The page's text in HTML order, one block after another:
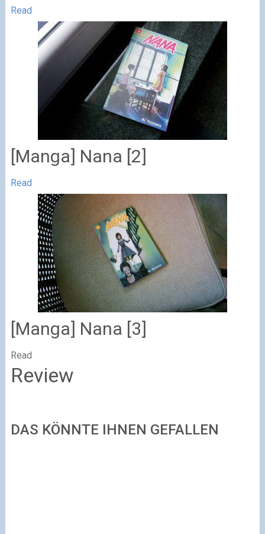
Read
[Manga] Nana [2]
Read
[Manga] Nana [3]
Read
Review
DAS KÖNNTE IHNEN GEFALLEN